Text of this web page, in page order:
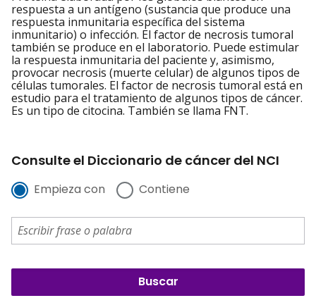
respuesta a un antígeno (sustancia que produce una
respuesta inmunitaria específica del sistema
inmunitario) o infección. El factor de necrosis tumoral
también se produce en el laboratorio. Puede estimular
la respuesta inmunitaria del paciente y, asimismo,
provocar necrosis (muerte celular) de algunos tipos de
células tumorales. El factor de necrosis tumoral está en
estudio para el tratamiento de algunos tipos de cáncer.
Es un tipo de citocina. También se llama FNT.
Consulte el Diccionario de cáncer del NCI
Empieza con Contiene